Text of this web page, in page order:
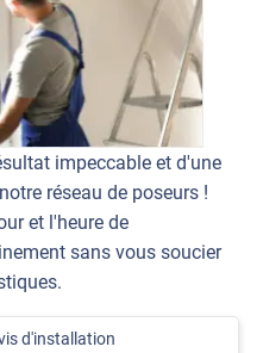
impeccable et d'une
réseau de poseurs !
et l'heure de
sans vous soucier
d'installation